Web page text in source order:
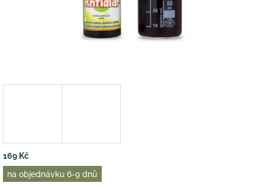
169 Kč
Měrná
cena:
na objednávku 6-9 dnů